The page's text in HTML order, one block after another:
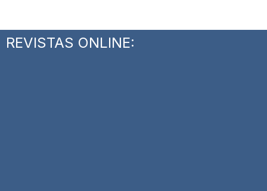
REVISTAS ONLINE: